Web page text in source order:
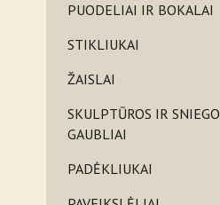
PUODELIAI IR BOKALAI
STIKLIUKAI
ŽAISLAI
SKULPTŪROS IR SNIEGO
GAUBLIAI
PADĖKLIUKAI